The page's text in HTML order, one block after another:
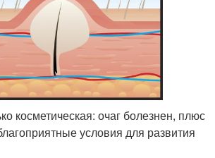
косметическая: очаг болезнен, плюс
условия для развития